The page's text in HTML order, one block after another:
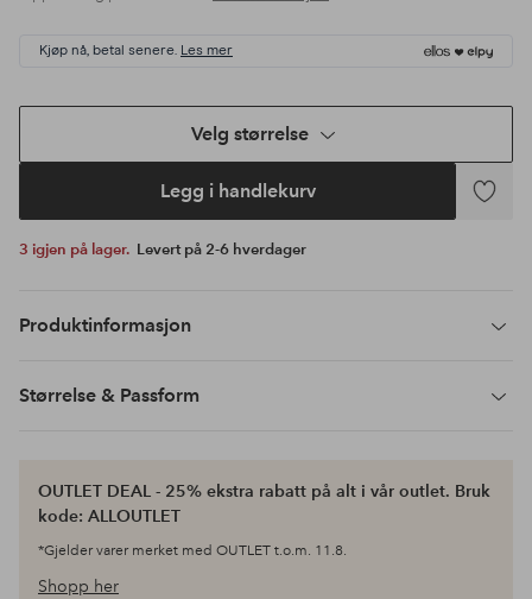
Kjøp nå, betal senere. Les mer
Velg størrelse
Legg i handlekurv
Legg
3 igjen på lager. Levert på 2-6 hverdager
Produktinformasjon
Størrelse & Passform
OUTLET DEAL - 25% ekstra rabatt på alt i vår outlet. Bruk
kode: ALLOUTLET
*Gjelder varer merket med OUTLET t.o.m. 11.8.
Shopp her